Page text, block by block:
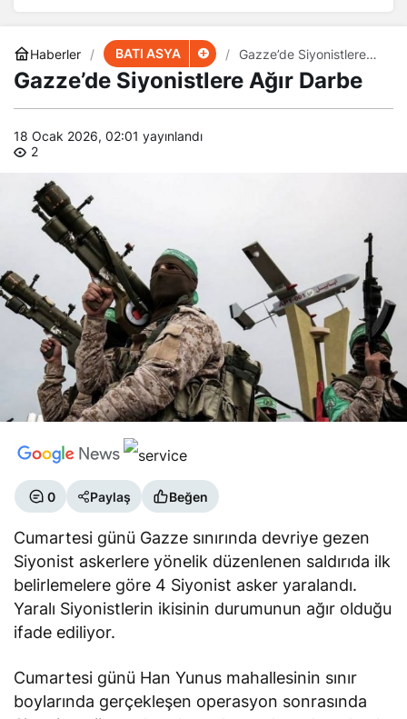
Haberler BATI ASYA
Gazze’de Siyonistlere
Ağır Darbe
Gazze’de Siyonistlere Ağır Darbe
18 Ocak 2026, 02:01 yayınlandı
2
0 Paylaş Beğen
Cumartesi günü Gazze sınırında devriye gezen
Siyonist askerlere yönelik düzenlenen saldırıda ilk
belirlemelere göre 4 Siyonist asker yaralandı.
Yaralı Siyonistlerin ikisinin durumunun ağır olduğu
ifade ediliyor.
Cumartesi günü Han Yunus mahallesinin sınır
boylarında gerçekleşen operasyon sonrasında